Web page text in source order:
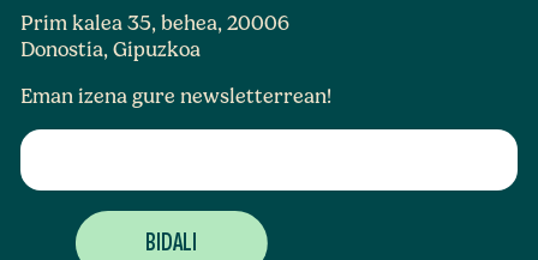
Prim kalea 35, behea, 20006
Donostia, Gipuzkoa
Eman izena gure newsletterrean!